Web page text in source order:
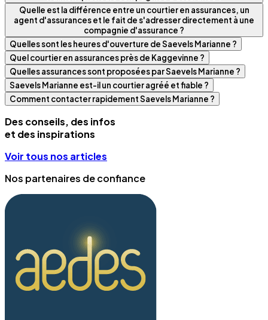
Quelle est la différence entre un courtier en assurances, un
agent d'assurances et le fait de s'adresser directement à une
compagnie d'assurance ?
Quelles sont les heures d'ouverture de Saevels Marianne ?
Quel courtier en assurances près de Kaggevinne ?
Quelles assurances sont proposées par Saevels Marianne ?
Saevels Marianne est-il un courtier agréé et fiable ?
Comment contacter rapidement Saevels Marianne ?
Des conseils, des infos
et des inspirations
Voir tous nos articles
Nos partenaires de confiance